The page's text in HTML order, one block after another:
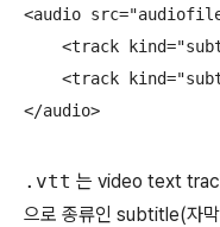
<audio
<track
<track
</audio>
.vtt 는 video text
으로 종류인 subtitle(자